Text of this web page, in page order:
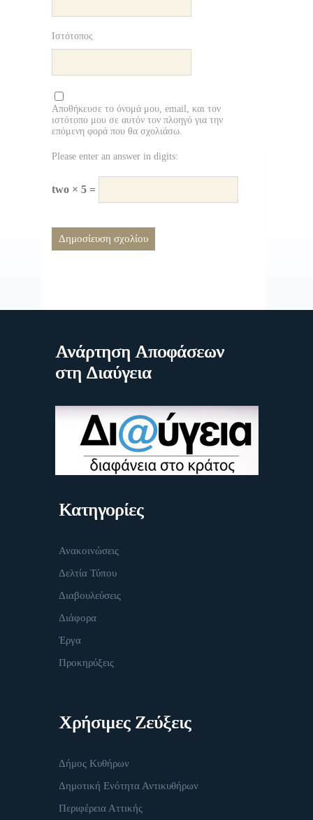
Ιστότοπος
Αποθήκευσε το όνομά μου, email, και τον
ιστότοπο μου σε αυτόν τον πλοηγό για την
επόμενη φορά που θα σχολιάσω.
Please enter an answer in digits:
two × 5 =
Ανάρτηση Αποφάσεων
στη Διαύγεια
Κατηγορίες
Ανακοινώσεις
Δελτία Τύπου
Διαβουλεύσεις
Διάφορα
Έργα
Προκηρύξεις
Χρήσιμες Ζεύξεις
Δήμος Κυθήρων
Δημοτική Ενότητα Αντικυθήρων
Περιφέρεια Αττικής